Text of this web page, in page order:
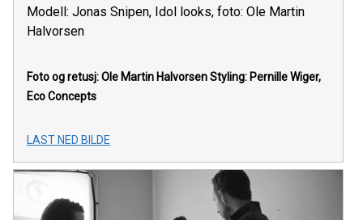
Modell: Jonas Snipen, Idol looks, foto: Ole Martin
Halvorsen
Foto og retusj: Ole Martin Halvorsen Styling: Pernille Wiger,
Eco Concepts
LAST NED BILDE